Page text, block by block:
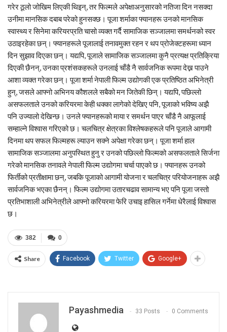
गरेर ठूलो जोखिम लिएकी थिइन्, तर फिल्मले अपेक्षाअनुसारको नतिजा दिन नसक्दा
उनीमा मानसिक दबाब परेको हुनसक्छ। पूजा शर्माका फ्यानहरू उनको मानसिक
स्वास्थ्य र सिनेमा करियरप्रति चासो व्यक्त गर्दै सामाजिक सञ्जालमा समर्थनको स्वर
उठाइरहेका छन्। फ्यानहरूले पूजालाई तनावमुक्त रहन र थप प्रोजेक्टहरूमा ध्यान
दिन सुझाव दिएका छन्। यद्यपि, पूजाले सामाजिक सञ्जालमा कुनै प्रत्यक्ष प्रतिक्रिया
दिएकी छैनन्, उनका प्रशंसकहरूले उनलाई चाँडै नै सार्वजनिक रूपमा देख्न पाउने
आशा व्यक्त गरेका छन्। पूजा शर्मा नेपाली फिल्म उद्योगकी एक प्रतिष्ठित अभिनेत्री
हुन्, जसले आफ्नो अभिनय कौशलले सबैको मन जितेकी छिन्। यद्यपि, पछिल्लो
असफलताले उनको करियरमा केही धक्का लागेको देखिए पनि, पूजाको भविष्य अझै
पनि उज्यालो देखिन्छ। उनले फ्यानहरूको माया र समर्थन पाएर चाँडै नै आफूलाई
सम्हाल्ने विश्वास गरिएको छ। चलचित्र क्षेत्रका विश्लेषकहरूले पनि पूजाले आगामी
दिनमा थप सफल फिल्महरू ल्याउन सक्ने अपेक्षा गरेका छन्। पूजा शर्मा हाल
सामाजिक सञ्जालमा अनुपस्थित हुनु र उनको पछिल्लो फिल्मको असफलताले सिर्जना
गरेको मानसिक तनावले नेपाली फिल्म उद्योगमा चर्चा पाएको छ। फ्यानहरू उनको
फिर्तीको प्रतीक्षामा छन्, जबकि पूजाको आगामी योजना र चलचित्र परियोजनाहरू अझै
सार्वजनिक भएका छैनन्। फिल्म उद्योगमा उतारचढाव सामान्य भए पनि पूजा जस्तो
प्रतिभाशाली अभिनेत्रीले आफ्नो करियरमा फेरि उचाइ हासिल गर्नेमा धेरैलाई विश्वास
छ।
0
382
Share Facebook Twitter Google+
Payashmedia 33 Posts 0 Comments